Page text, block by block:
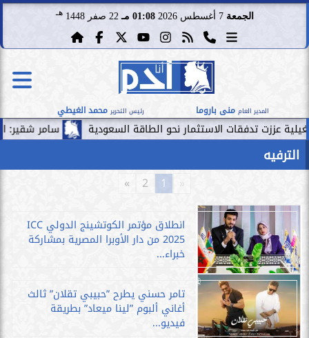
الجمعة 7 أغسطس 2026 01:08 مـ 22 صفر 1448 هـ
المدير العام منى باروما رئيس التحرير محمد الغيطي
سامر شقير: الممرات الاستثمار نحو الطاقة السعودية
الترفيه
«
1
2
»
انطلاق مؤتمر الكوتشينج الدولي ICC
2025 من دار الأوبرا المصرية بمشاركة
خبراء...
تامر حسني يطرح ”حبيبي تقلان” ثالث
أغاني ألبوم ”لينا ميعاد” بطريقة
فيديو...